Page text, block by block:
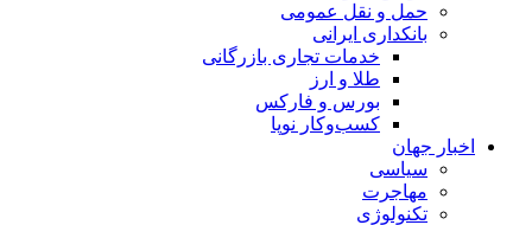
حمل و نقل عمومی
بانکداری ایرانی
خدمات تجاری بازرگانی
طلا و ارز
بورس و فارکس
کسب‌وکار نوپا
اخبار جهان
سیاسی
مهاجرت
تکنولوژی